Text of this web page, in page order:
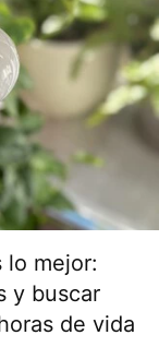
lo mejor:
y buscar
de vida